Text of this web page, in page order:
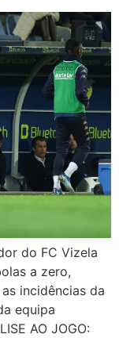
do FC Vizela
a zero,
incidências da
equipa
AO JOGO: